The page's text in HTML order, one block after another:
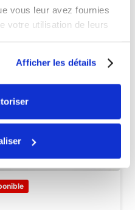
vous leur avez fournies
votre utilisation de leurs
Afficher les détails